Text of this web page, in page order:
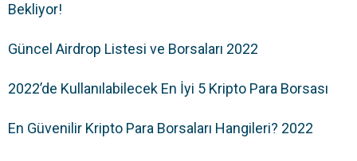
Bekliyor!
Güncel Airdrop Listesi ve Borsaları 2022
2022’de Kullanılabilecek En İyi 5 Kripto Para Borsası
En Güvenilir Kripto Para Borsaları Hangileri? 2022